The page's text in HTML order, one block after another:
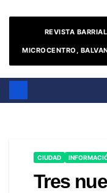
REVISTA
MICROCENTRO,
CIUDAD
Tres